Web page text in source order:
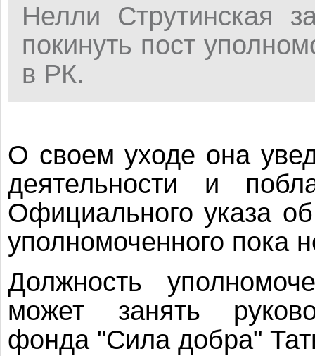
Нелли Струтинская
покинуть пост
в РК.
О своем уходе она
деятельности и
Официального указа
уполномоченного пока
Должность
может занять
фонда "Сила добра"